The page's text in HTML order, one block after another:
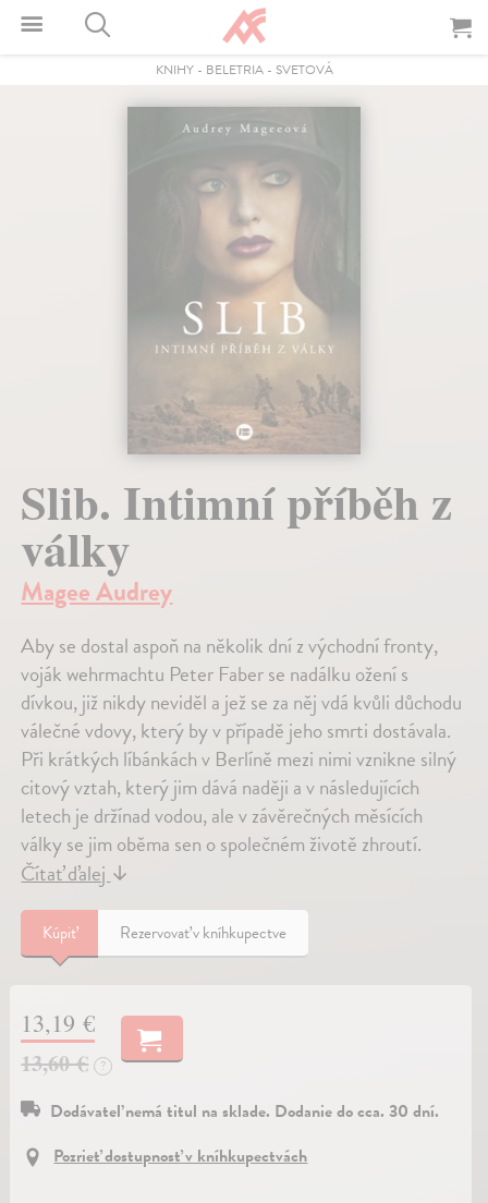
KNIHY- BELETRIA- SVETOVÁ
Slib. Intimní příběh z
války
Magee Audrey
Aby se dostal aspoň na několik dní z východní fronty,
voják wehrmachtu Peter Faber se nadálku ožení s
dívkou, již nikdy neviděl a jež se za něj vdá kvůli důchodu
válečné vdovy, který by v případě jeho smrti dostávala.
Při krátkých líbánkách v Berlíně mezi nimi vznikne silný
citový vztah, který jim dává naději a v následujících
letech je držínad vodou, ale v závěrečných měsících
války se jim oběma sen o společném životě zhroutí.
Čítať ďalej ↓
Kúpiť Rezervovať v kníhkupectve
13,19 €
13,60 €
?
Dodávateľ nemá titul na sklade. Dodanie do cca. 30 dní.
Pozrieť dostupnosť v kníhkupectvách